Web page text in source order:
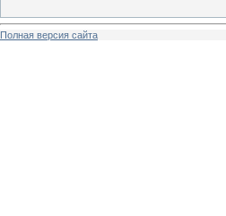
Полная версия сайта